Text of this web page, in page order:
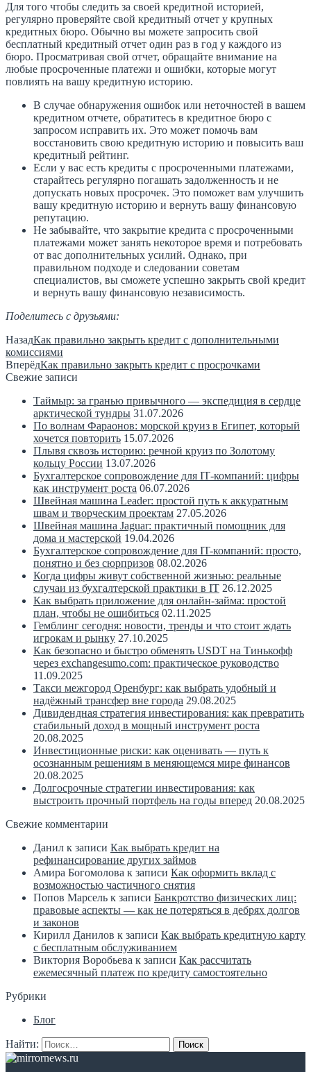
Для того чтобы следить за своей кредитной историей,
регулярно проверяйте свой кредитный отчет у крупных
кредитных бюро. Обычно вы можете запросить свой
бесплатный кредитный отчет один раз в год у каждого из
бюро. Просматривая свой отчет, обращайте внимание на
любые просроченные платежи и ошибки, которые могут
повлиять на вашу кредитную историю.
В случае обнаружения ошибок или неточностей в вашем
кредитном отчете, обратитесь в кредитное бюро с
запросом исправить их. Это может помочь вам
восстановить свою кредитную историю и повысить ваш
кредитный рейтинг.
Если у вас есть кредиты с просроченными платежами,
старайтесь регулярно погашать задолженность и не
допускать новых просрочек. Это поможет вам улучшить
вашу кредитную историю и вернуть вашу финансовую
репутацию.
Не забывайте, что закрытие кредита с просроченными
платежами может занять некоторое время и потребовать
от вас дополнительных усилий. Однако, при
правильном подходе и следовании советам
специалистов, вы сможете успешно закрыть свой кредит
и вернуть вашу финансовую независимость.
Поделитесь с друзьями:
НазадКак правильно закрыть кредит с дополнительными
комиссиями
ВперёдКак правильно закрыть кредит с просрочками
Свежие записи
Таймыр: за гранью привычного — экспедиция в сердце
арктической тундры 31.07.2026
По волнам Фараонов: морской круиз в Египет, который
хочется повторить 15.07.2026
Плывя сквозь историю: речной круиз по Золотому
кольцу России 13.07.2026
Бухгалтерское сопровождение для IT‑компаний: цифры
как инструмент роста 06.07.2026
Швейная машина Leader: простой путь к аккуратным
швам и творческим проектам 27.05.2026
Швейная машина Jaguar: практичный помощник для
дома и мастерской 19.04.2026
Бухгалтерское сопровождение для IT-компаний: просто,
понятно и без сюрпризов 08.02.2026
Когда цифры живут собственной жизнью: реальные
случаи из бухгалтерской практики в IT 26.12.2025
Как выбрать приложение для онлайн-займа: простой
план, чтобы не ошибиться 02.11.2025
Гемблинг сегодня: новости, тренды и что стоит ждать
игрокам и рынку 27.10.2025
Как безопасно и быстро обменять USDT на Тинькофф
через exchangesumo.com: практическое руководство
11.09.2025
Такси межгород Оренбург: как выбрать удобный и
надёжный трансфер вне города 29.08.2025
Дивидендная стратегия инвестирования: как превратить
стабильный доход в мощный инструмент роста
20.08.2025
Инвестиционные риски: как оценивать — путь к
осознанным решениям в меняющемся мире финансов
20.08.2025
Долгосрочные стратегии инвестирования: как
выстроить прочный портфель на годы вперед 20.08.2025
Свежие комментарии
Данил к записи Как выбрать кредит на
рефинансирование других займов
Амира Богомолова к записи Как оформить вклад с
возможностью частичного снятия
Попов Марсель к записи Банкротство физических лиц:
правовые аспекты — как не потеряться в дебрях долгов
и законов
Кирилл Данилов к записи Как выбрать кредитную карту
с бесплатным обслуживанием
Виктория Воробьева к записи Как рассчитать
ежемесячный платеж по кредиту самостоятельно
Рубрики
Блог
Найти: